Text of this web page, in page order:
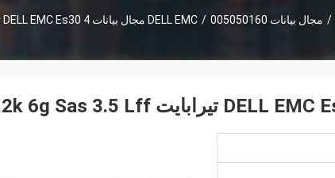
/ مجال بيانات DELL EMC / 005050160 مجال بيانات DELL EMC Es30 4 تيرابايت Ssd 7.2k 6g Sas 3.5 Lff